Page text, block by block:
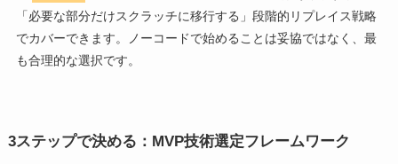
「必要な部分だけスクラッチに移行する」段階的リプレイス戦略
でカバーできます。ノーコードで始めることは妥協ではなく、最
も合理的な選択です。
3ステップで決める：MVP技術選定フレームワーク